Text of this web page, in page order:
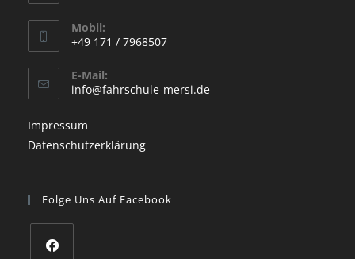
new
tab
in
your
application
Mobil:
+49 171 / 7968507
in
your
E-Mail:
info@fahrschule-mersi.deOpens
Impressum
Datenschutzerklärung
Folge Uns Auf Facebook